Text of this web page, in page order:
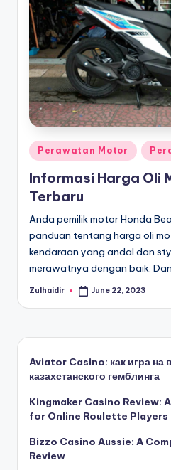
Posted
in
Perawatan Motor
Informasi Harga Oli
Terbaru
Anda pemilik motor Honda
panduan tentang harga oli
kendaraan yang andal dan
merawatnya dengan baik.
Posted
Zulhaidir June 22, 2023
Aviator Casino: как игра на
казахстанского гемблинга
Kingmaker Casino Review:
for Online Roulette Players
Bizzo Casino Aussie: A
Review